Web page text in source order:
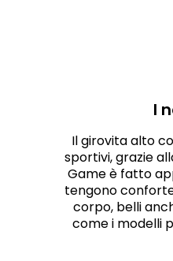
I
Il girovita alto
sportivi, grazie
Game è fatto
tengono
corpo, belli
come i modelli